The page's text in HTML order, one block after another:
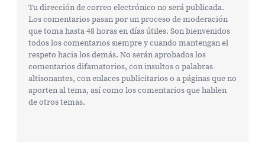
Tu dirección de correo electrónico no será publicada.
Los comentarios pasan por un proceso de moderación
que toma hasta 48 horas en días útiles. Son bienvenidos
todos los comentarios siempre y cuando mantengan el
respeto hacia los demás. No serán aprobados los
comentarios difamatorios, con insultos o palabras
altisonantes, con enlaces publicitarios o a páginas que no
aporten al tema, así como los comentarios que hablen
de otros temas.